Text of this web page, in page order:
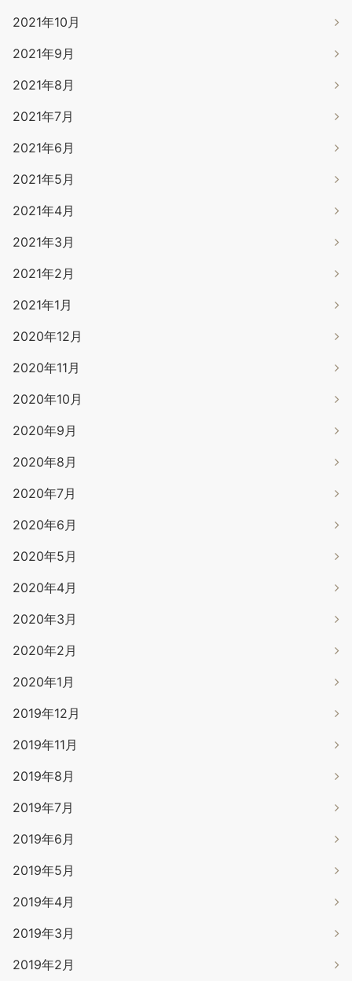
2021年10月
2021年9月
2021年8月
2021年7月
2021年6月
2021年5月
2021年4月
2021年3月
2021年2月
2021年1月
2020年12月
2020年11月
2020年10月
2020年9月
2020年8月
2020年7月
2020年6月
2020年5月
2020年4月
2020年3月
2020年2月
2020年1月
2019年12月
2019年11月
2019年8月
2019年7月
2019年6月
2019年5月
2019年4月
2019年3月
2019年2月